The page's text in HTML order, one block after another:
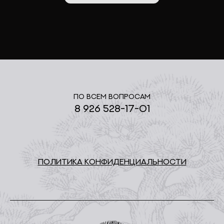
По всем вопросам
8 926 528-17-01
ПОЛИТИКА КОНФИДЕНЦИАЛЬНОСТИ